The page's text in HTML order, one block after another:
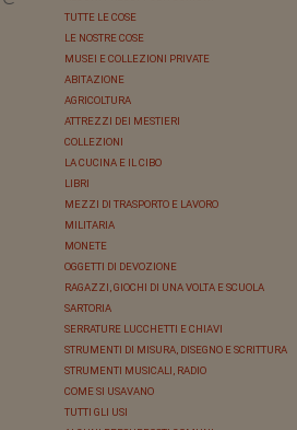
TUTTE LE COSE
LE NOSTRE COSE
MUSEI E COLLEZIONI PRIVATE
ABITAZIONE
AGRICOLTURA
ATTREZZI DEI MESTIERI
COLLEZIONI
LA CUCINA E IL CIBO
LIBRI
MEZZI DI TRASPORTO E LAVORO
MILITARIA
MONETE
OGGETTI DI DEVOZIONE
RAGAZZI, GIOCHI DI UNA VOLTA E SCUOLA
SARTORIA
SERRATURE LUCCHETTI E CHIAVI
STRUMENTI DI MISURA, DISEGNO E SCRITTURA
STRUMENTI MUSICALI, RADIO
COME SI USAVANO
TUTTI GLI USI